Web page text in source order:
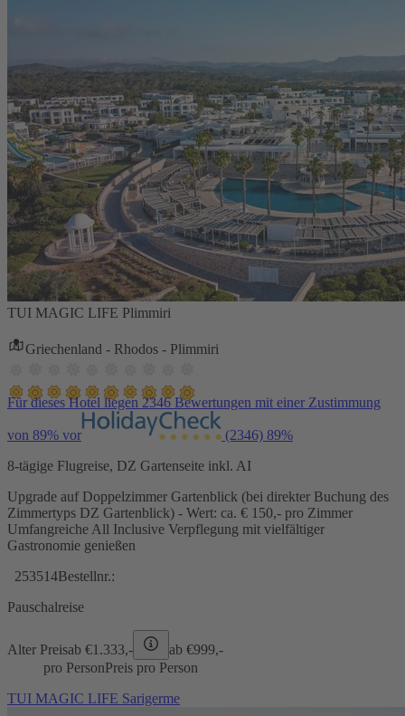
TUI MAGIC LIFE Plimmiri
Griechenland - Rhodos - Plimmiri
Für dieses Hotel liegen 2346 Bewertungen mit einer Zustimmung
von 89% vor (2346) 89%
8-tägige Flugreise, DZ Gartenseite inkl. AI
Upgrade auf Doppelzimmer Gartenblick (bei direkter Buchung des
Zimmertyps DZ Gartenblick) - Wert: ca. € 150,- pro Zimmer
Umfangreiche All Inclusive Verpflegung mit vielfältiger
Gastronomie genießen
253514Bestellnr.:
Pauschalreise
Alter Preisab €1.333,- ab €999,-
pro PersonPreis pro Person
TUI MAGIC LIFE Sarigerme